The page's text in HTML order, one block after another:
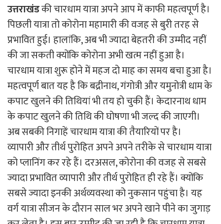
उत्तराखंडकी चारधाम यात्रा अपने आप में काफी महत्वपूर्ण है।
पिछली यात्रा तो कोरोना महामारी की वजह से बुरी तरह से
प्रभावित हुई। हालांकि, अब भी ज्यादा बेहतरी की उम्मीद नहीं
की जा सकती क्योंकि कोरोना अभी खत्म नहीं हुआ है।
चारधाम यात्रा शुरू होने में महज दो माह का समय बचा हुआ है।
महत्वपूर्ण बात यह है कि बद्रीनाथ, गंगोत्री और यमुनोत्री धाम के
कपाट खुलने की तिथियां भी तय हो चुकी हैं। केदारनाथ धाम
के कपाट खुलने की तिथि की घोषणा भी जल्द की जाएगी।
अब सबकी निगाहें चारधाम यात्रा की तैयारियों पर है।
व्यापारी और तीर्थ पुरोहित अपने अपने तरीके से चारधाम यात्रा
को प्लानिंग कर रहे हैं। दरअसल, कोरोना की वजह से सबसे
ज्यादा प्रभावित व्यापारी और तीर्थ पुरोहित ही रहे हैं। क्योंकि
सबसे ज्यादा इनकी अर्थव्यवस्था को नुकसान पहुंचा है। यह
वर्ग यात्रा सीजन के दौरान साल भर अपने खाने पीने का जुगाड़